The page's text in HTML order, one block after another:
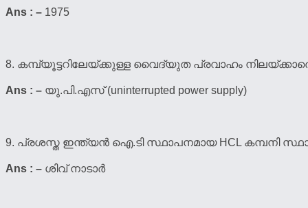
Ans : – 1975
8. കമ്പ്യൂട്ടറിലേയ്ക്കുള്ള വൈദ്യുത പ്രവാഹം
Ans : – യു.പി.എസ് (uninterrupted power supply)
9. പ്രശസ്ത ഇന്ത്യന്‍ ഐ.ടി സ്ഥാപനമായ HCL കമ്പനി
Ans : – ശിവ് നാടാര്‍